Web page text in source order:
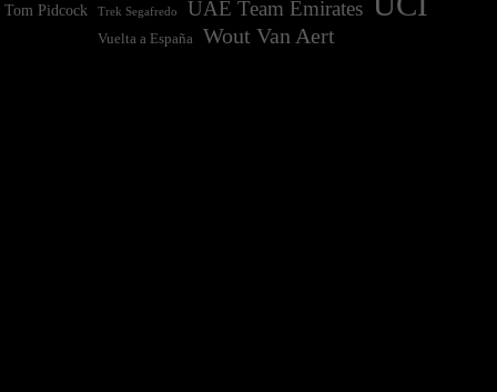
Tom Pidcock Trek Segafredo UAE Team Emirates
Vuelta a España Wout Van Aert